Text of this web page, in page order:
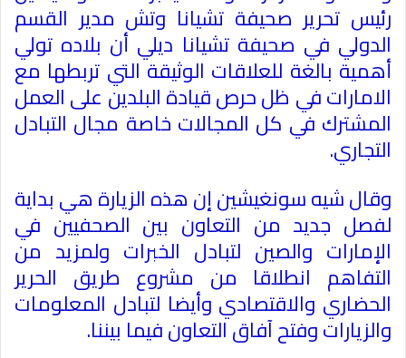
رئيس تحرير صحيفة تشيانا وتش مدير القسم
الدولي في صحيفة تشيانا ديلي أن بلاده تولي
أهمية بالغة للعلاقات الوثيقة التي تربطها مع
الامارات في ظل حرص قيادة البلدين على العمل
المشترك في كل المجالات خاصة مجال التبادل
التجاري.
وقال شيه سونغيشين إن هذه الزيارة هي بداية
لفصل جديد من التعاون بين الصحفيين في
الإمارات والصين لتبادل الخبرات ولمزيد من
التفاهم انطلاقا من مشروع طريق الحرير
الحضاري والاقتصادي وأيضا لتبادل المعلومات
والزيارات وفتح آفاق التعاون فيما بيننا.